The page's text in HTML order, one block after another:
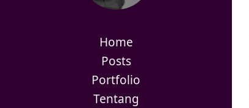
Home
Posts
Portfolio
Tentang